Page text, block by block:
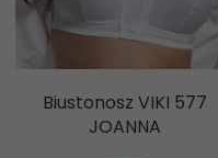
Biustonosz VIKI 577
JOANNA